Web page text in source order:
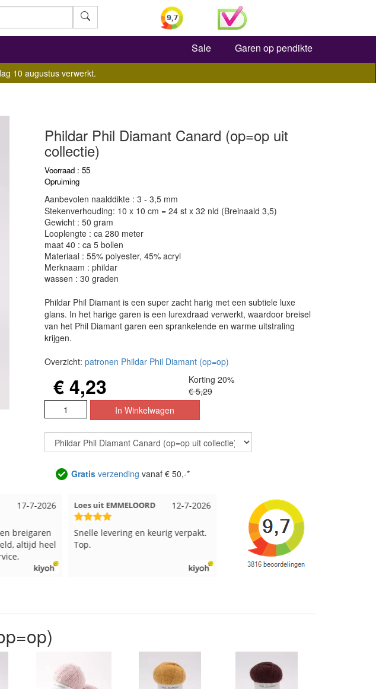
Zoeken
Sale Garen op pendikte
10 augustus verwerkt.
Phildar Phil Diamant Canard (op=op uit
collectie)
Voorraad : 55
Opruiming
Aanbevolen naalddikte : 3 - 3,5 mm
Stekenverhouding: 10 x 10 cm = 24 st x 32 nld (Breinaald 3,5)
Gewicht : 50 gram
Looplengte : ca 280 meter
maat 40 : ca 5 bollen
Materiaal : 55% polyester, 45% acryl
Merknaam : phildar
wassen : 30 graden
Phildar Phil Diamant is een super zacht harig met een subtiele luxe
glans. In het harige garen is een lurexdraad verwerkt, waardoor breisel
van het Phil Diamant garen een sprankelende en warme uitstraling
krijgen.
Overzicht: patronen Phildar Phil Diamant (op=op)
€ 4,23
Korting 20%
€ 5,29
Gratisverzending vanaf € 50,-*
17-7-2026
breigaren
altijd heel
12-7-2026
Loes uit EMMELOORD
Snelle levering en keurig verpakt.
Top.
Nell uit Beuningen
Goed verpakt en snelgeleverd